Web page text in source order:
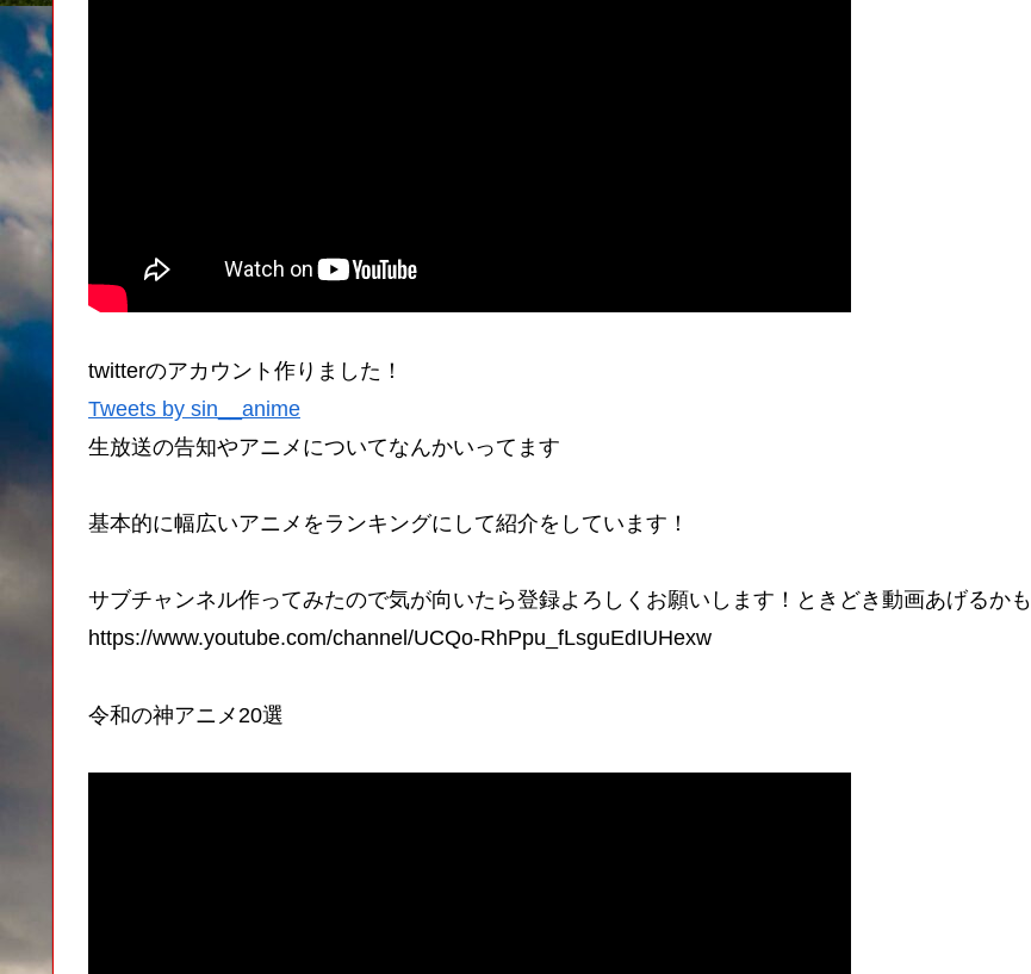
twitterのアカウント作りました！
Tweets by sin__anime
生放送の告知やアニメについてなんかいってます
基本的に幅広いアニメをランキングにして紹介をしています！
サブチャンネル作ってみたので気が向いたら登録よろしくお願いします！ときどき動画あげるかも
https://www.youtube.com/channel/UCQo-RhPpu_fLsguEdIUHexw
令和の神アニメ20選